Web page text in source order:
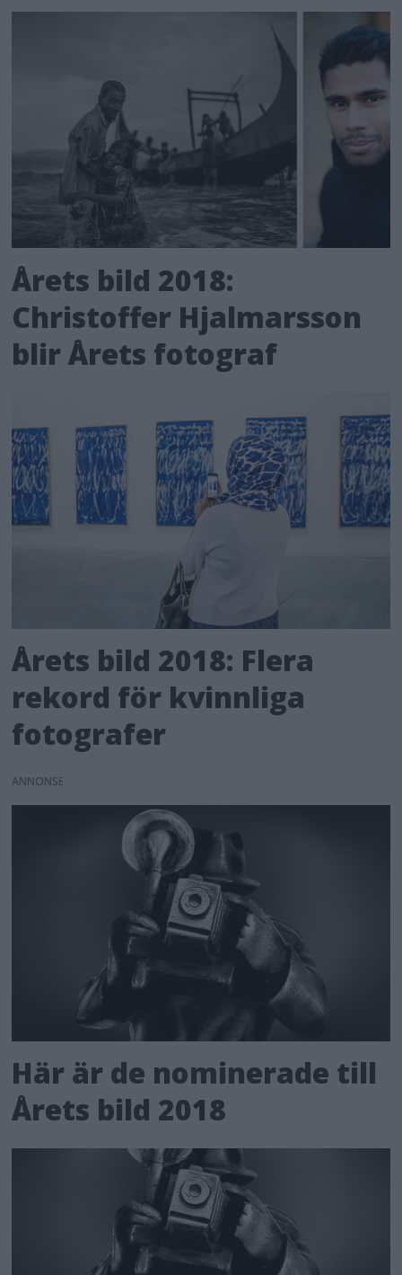
Årets bild 2018:
Christoffer Hjalmarsson
blir Årets fotograf
Årets bild 2018: Flera
rekord för kvinnliga
fotografer
ANNONS
Här är de nominerade till
Årets bild 2018